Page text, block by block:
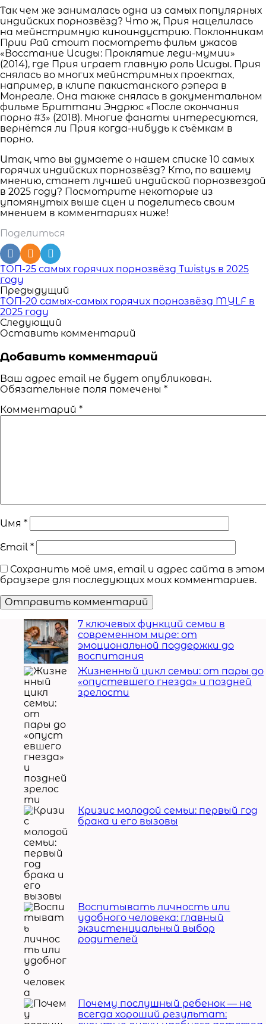
Так чем же занималась одна из самых популярных
индийских порнозвёзд? Что ж, Прия нацелилась
на мейнстримную киноиндустрию. Поклонникам
Прии Рай стоит посмотреть фильм ужасов
«Восстание Исиды: Проклятие леди-мумии»
(2014), где Прия играет главную роль Исиды. Прия
снялась во многих мейнстримных проектах,
например, в клипе пакистанского рэпера в
Монреале. Она также снялась в документальном
фильме Бриттани Эндрюс «После окончания
порно #3» (2018). Многие фанаты интересуются,
вернётся ли Прия когда-нибудь к съёмкам в
порно.
Итак, что вы думаете о нашем списке 10 самых
горячих индийских порнозвёзд? Кто, по вашему
мнению, станет лучшей индийской порнозвездой
в 2025 году? Посмотрите некоторые из
упомянутых выше сцен и поделитесь своим
мнением в комментариях ниже!
Поделиться
Читать
похожие
статьи
ТОП-25 самых горячих порнозвёзд Twistys в 2025
году
Предыдущий
ТОП-20 самых-самых горячих порнозвёзд MYLF в
2025 году
Следующий
Оставить комментарий
Добавить комментарий
Ваш адрес email не будет опубликован.
Обязательные поля помечены *
Комментарий *
Имя *
Email *
Сохранить моё имя, email и адрес сайта в этом
браузере для последующих моих комментариев.
7 ключевых функций семьи в
современном мире: от
эмоциональной поддержки до
воспитания
Жизненный цикл семьи: от пары до
«опустевшего гнезда» и поздней
зрелости
Кризис молодой семьи: первый год
брака и его вызовы
Воспитывать личность или
удобного человека: главный
экзистенциальный выбор
родителей
Почему послушный ребенок — не
всегда хороший результат: